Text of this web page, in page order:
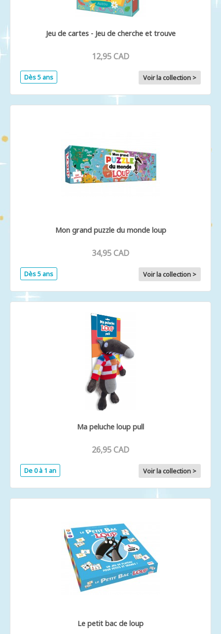
Jeu de cartes - Jeu de cherche et trouve
12,95 CAD
Dès 5 ans Voir la collection >
Mon grand puzzle du monde loup
34,95 CAD
Dès 5 ans Voir la collection >
Ma peluche loup pull
26,95 CAD
De 0 à 1 an Voir la collection >
Le petit bac de loup